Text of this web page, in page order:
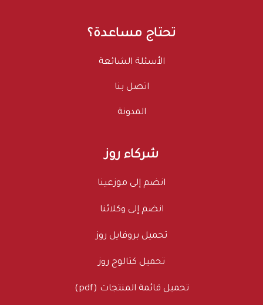
تحتاج مساعدة؟
الأسئلة الشائعة
اتصل بنا
المدونة
شركاء روز
انضم إلى موزعينا
انضم إلى وكلائنا
تحميل بروفايل روز
تحميل كتالوج روز
تحميل قائمة المنتجات (pdf)